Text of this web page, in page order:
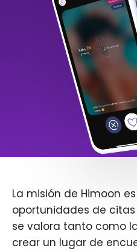
La misión de Himoon
oportunidades de
se valora tanto como
crear un lugar de